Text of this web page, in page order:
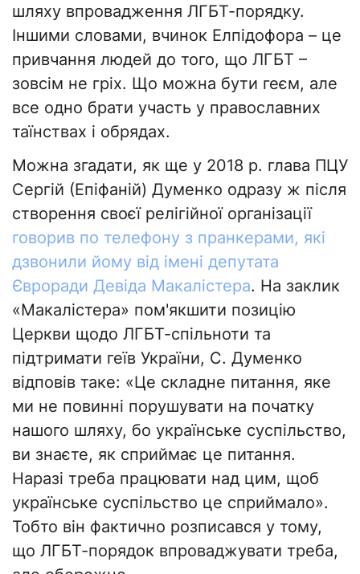
шляху впровадження ЛГБТ-порядку.
Іншими словами, вчинок Елпідофора – це
привчання людей до того, що ЛГБТ –
зовсім не гріх. Що можна бути геєм, але
все одно брати участь у православних
таїнствах і обрядах.
Можна згадати, як ще у 2018 р. глава ПЦУ
Сергій (Епіфаній) Думенко одразу ж після
створення своєї релігійної організації
говорив по телефону з пранкерами, які
дзвонили йому від імені депутата
Євроради Девіда Макалістера. На заклик
«Макалістера» пом'якшити позицію
Церкви щодо ЛГБТ-спільноти та
підтримати геїв України, С. Думенко
відповів таке: «Це складне питання, яке
ми не повинні порушувати на початку
нашого шляху, бо українське суспільство,
ви знаєте, як сприймає це питання.
Наразі треба працювати над цим, щоб
українське суспільство це сприймало».
Тобто він фактично розписався у тому,
що ЛГБТ-порядок впроваджувати треба,